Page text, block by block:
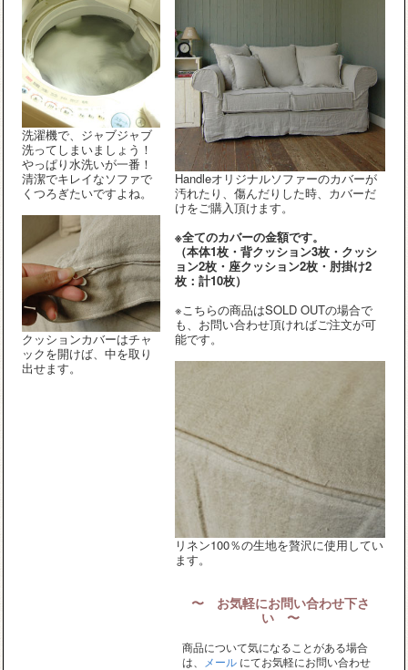
洗濯機で、ジャブジャブ
洗ってしまいましょう！
やっぱり水洗いが一番！
清潔でキレイなソファで
くつろぎたいですよね。
クッションカバーはチャ
ックを開けば、中を取り
出せます。
Handleオリジナルソファーのカバーが
汚れたり、傷んだりした時、カバーだ
けをご購入頂けます。
※全てのカバーの金額です。
（本体1枚・背クッション3枚・クッシ
ョン2枚・座クッション2枚・肘掛け2
枚：計10枚）
※こちらの商品はSOLD OUTの場合で
も、お問い合わせ頂ければご注文が可
能です。
リネン100％の生地を贅沢に使用してい
ます。
〜 お気軽にお問い合わせ下さ
い 〜
商品について気になることがある場合
は、
メール にてお気軽にお問い合わせ